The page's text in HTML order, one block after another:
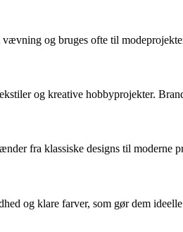
og bruges ofte til
og kreative hobbyprojekter.
fra klassiske designs til moderne
og klare farver, som gør dem